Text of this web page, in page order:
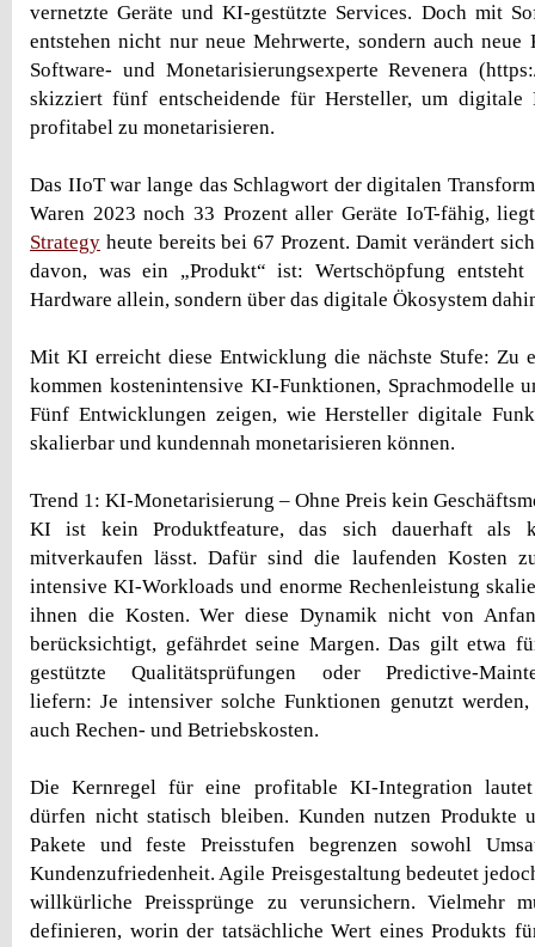
vernetzte Geräte und KI-gestützte Services. Doch mit
entstehen nicht nur neue Mehrwerte, sondern auch neue
Software- und Monetarisierungsexperte Revenera
skizziert fünf entscheidende für Hersteller, um digitale
profitabel zu monetarisieren.
Das IIoT war lange das Schlagwort der digitalen
Waren 2023 noch 33 Prozent aller Geräte IoT-fähig,
Strategy heute bereits bei 67 Prozent. Damit verändert
davon, was ein „Produkt“ ist: Wertschöpfung
Hardware allein, sondern über das digitale Ökosystem
Mit KI erreicht diese Entwicklung die nächste Stufe: Zu
kommen kostenintensive KI-Funktionen, Sprachmodelle
Fünf Entwicklungen zeigen, wie Hersteller digitale
skalierbar und kundennah monetarisieren können.
Trend 1: KI-Monetarisierung – Ohne Preis kein
KI ist kein Produktfeature, das sich dauerhaft als
mitverkaufen lässt. Dafür sind die laufenden Kosten
intensive KI-Workloads und enorme Rechenleistung
ihnen die Kosten. Wer diese Dynamik nicht von
berücksichtigt, gefährdet seine Margen. Das gilt etwa
gestützte Qualitätsprüfungen oder Predictive-
liefern: Je intensiver solche Funktionen genutzt
auch Rechen- und Betriebskosten.
Die Kernregel für eine profitable KI-Integration lautet
dürfen nicht statisch bleiben. Kunden nutzen Produkte
Pakete und feste Preisstufen begrenzen sowohl
Kundenzufriedenheit. Agile Preisgestaltung bedeutet
willkürliche Preissprünge zu verunsichern. Vielmehr
definieren, worin der tatsächliche Wert eines Produkts